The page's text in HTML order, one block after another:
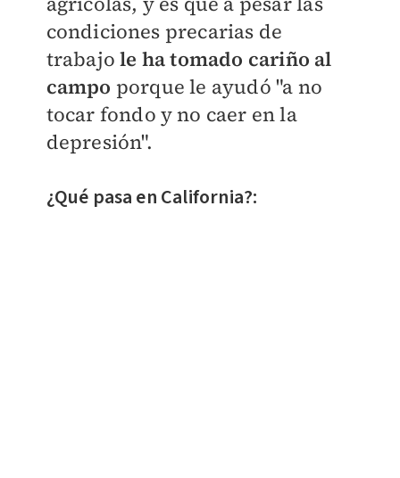
condiciones precarias de
trabajole ha tomado cariño al
campo porque le ayudó "a no
tocar fondo y no caer en la
depresión".
¿Qué pasa en California?: